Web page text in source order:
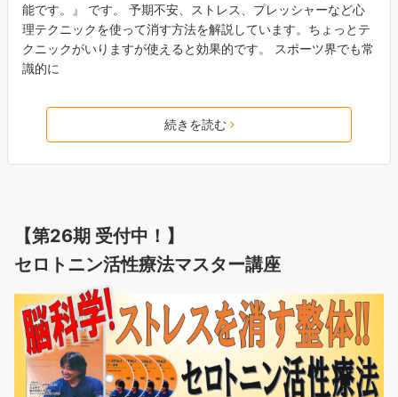
能です。』 です。 予期不安、ストレス、プレッシャーなど心
理テクニックを使って消す方法を解説しています。ちょっとテ
クニックがいりますが使えると効果的です。 スポーツ界でも常
識的に
続きを読む
【第26期 受付中！】
セロトニン活性療法マスター講座